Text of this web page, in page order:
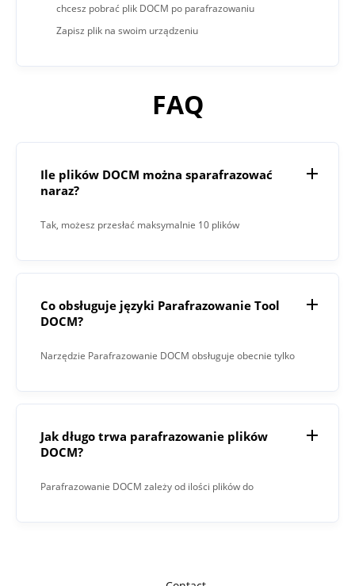
chcesz pobrać plik DOCM po parafrazowaniu
Zapisz plik na swoim urządzeniu
FAQ
Ile plików DOCM można sparafrazować
naraz?
Tak, możesz przesłać maksymalnie 10 plików
Co obsługuje języki Parafrazowanie Tool
DOCM?
Narzędzie Parafrazowanie DOCM obsługuje obecnie tylko
Jak długo trwa parafrazowanie plików
DOCM?
Parafrazowanie DOCM zależy od ilości plików do